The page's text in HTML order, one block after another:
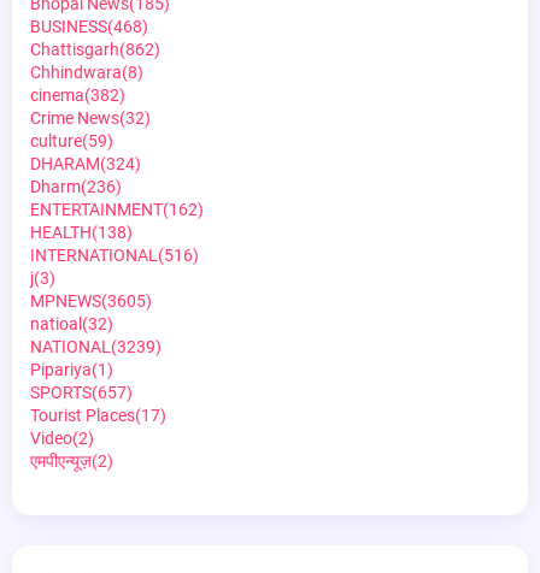
BUSINESS(468)
Chattisgarh(862)
Chhindwara(8)
cinema(382)
Crime News(32)
culture(59)
DHARAM(324)
Dharm(236)
ENTERTAINMENT(162)
HEALTH(138)
INTERNATIONAL (516)
j(3)
MPNEWS(3605)
natioal (32)
NATIONAL (3239)
Pipariya(1)
SPORTS(657)
Tourist Places(17)
Video(2)
एमपीएन्यूज़(2)